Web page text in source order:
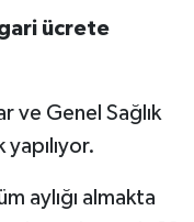
ücrete
ve Genel Sağlık
aylığı almakta